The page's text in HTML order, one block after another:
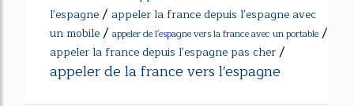
l'espagne/ appeler la france depuis l'espagne avec
un mobile/ appeler de l'espagne vers la france avec un portable /
appeler la france depuis l'espagne pas cher/
appeler de la france vers l'espagne